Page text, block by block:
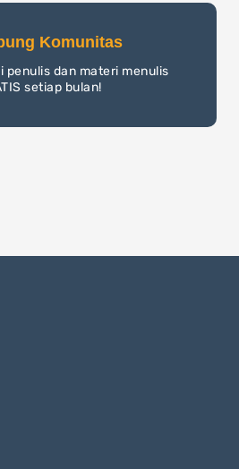
Komunitas
penulis dan materi menulis
setiap bulan!